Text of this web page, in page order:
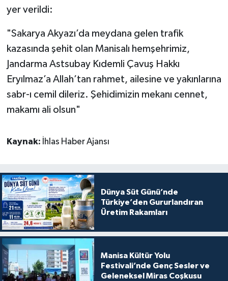
yer verildi:
"Sakarya Akyazı’da meydana gelen trafik
kazasında şehit olan Manisalı hemşehrimiz,
Jandarma Astsubay Kıdemli Çavuş Hakkı
Eryılmaz’a Allah’tan rahmet, ailesine ve yakınlarına
sabr-ı cemil dileriz. Şehidimizin mekanı cennet,
makamı ali olsun"
Kaynak: İhlas Haber Ajansı
Dünya Süt Günü’nde
Türkiye’den Gururlandıran
Üretim Rakamları
Manisa Kültür Yolu
Festivali’nde Genç Sesler ve
Geleneksel Miras Coşkusu